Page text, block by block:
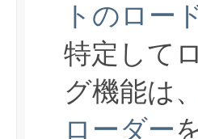
トのロー
特定して
グ機能は、
ローダー